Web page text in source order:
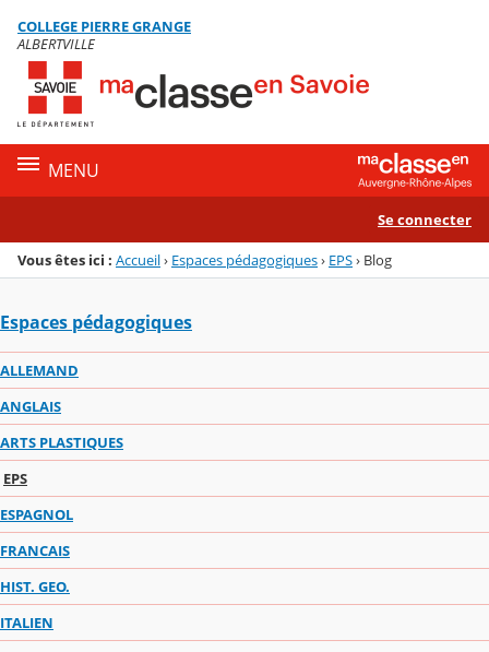
Menu de la rubrique
Contenu
COLLEGE PIERRE GRANGE
ALBERTVILLE
MENU
Se connecter
Vous êtes ici : Accueil› Espaces pédagogiques› EPS› Blog
Espaces pédagogiques
ALLEMAND
ANGLAIS
ARTS PLASTIQUES
EPS
ESPAGNOL
FRANCAIS
HIST. GEO.
ITALIEN